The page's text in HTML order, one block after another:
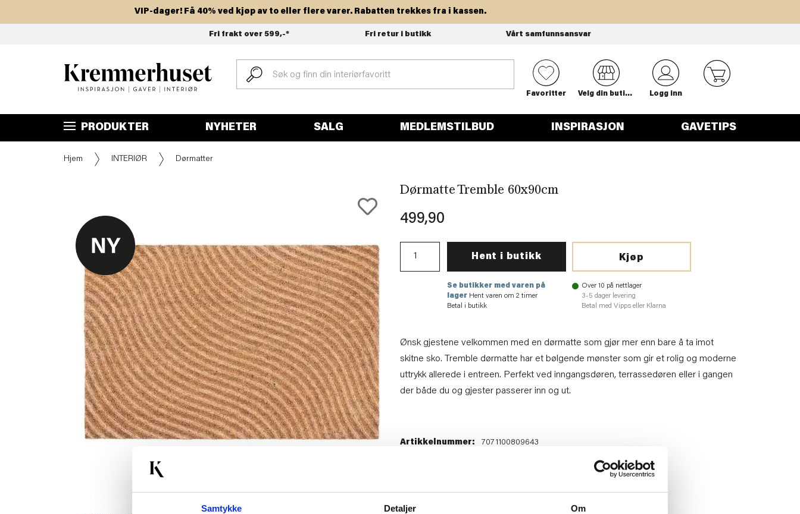
Samtykke Detaljer Om
Hopp
VIP-dager! Få 40% ved kjøp av to eller flere varer. Rabatten trekkes fra i kassen.
Fri frakt over 599,-* Fri retur i butikk Vårt samfunnsansvar
0
Favoritter Velg din butikk Logg inn
PRODUKTER NYHETER SALG MEDLEMSTILBUD INSPIRASJON GAVETIPS
Hjem INTERIØR Dørmatter
Dørmatte Tremble 60x90cm
499,90
Kjøp
Hent i butikk
Over 10 på nettlager
3-5 dager levering
Betal med Vipps eller Klarna
Se butikker med varen på
lagerHent varen om 2 timer
Betal i butikk
Ønsk gjestene velkommen med en dørmatte som gjør mer enn bare å ta imot
skitne sko. Tremble dørmatte har et bølgende mønster som gir et rolig og moderne
uttrykk allerede i entreen. Perfekt ved inngangsdøren, terrassedøren eller i gangen
der både du og gjester passerer inn og ut.
Artikkelnummer:
7071100809643